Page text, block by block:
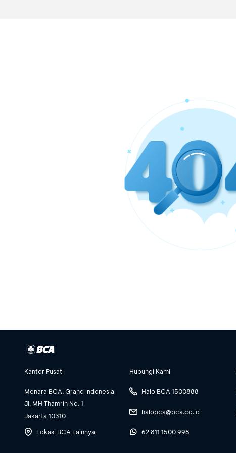
Kantor Pusat
Menara BCA, Grand Indonesia
Jl. MH Thamrin No. 1
Jakarta 10310
Lokasi BCA Lainnya
Hubungi Kami
Halo BCA 1500888
halobca@bca.co.id
62 811 1500 998